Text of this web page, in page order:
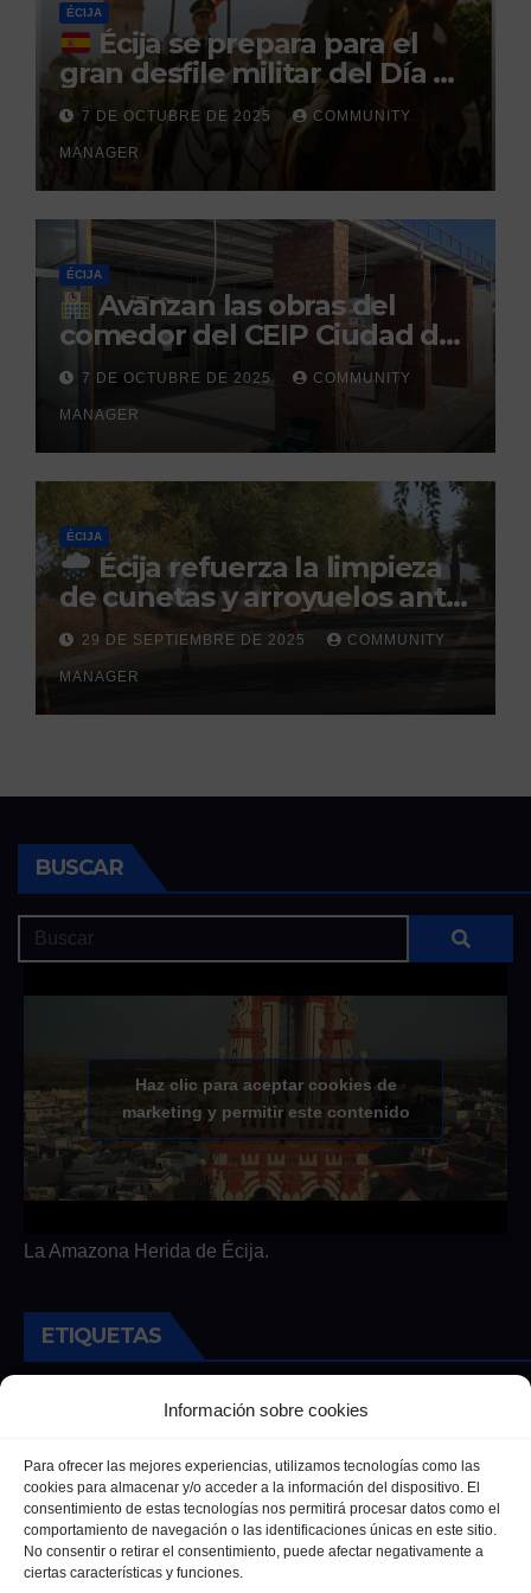
Información sobre cookies
Para ofrecer las mejores experiencias, utilizamos tecnologías como las
cookies para almacenar y/o acceder a la información del dispositivo. El
consentimiento de estas tecnologías nos permitirá procesar datos como el
comportamiento de navegación o las identificaciones únicas en este sitio.
No consentir o retirar el consentimiento, puede afectar negativamente a
ciertas características y funciones.
ÉCIJA
Écija se prepara para el
gran desfile militar del Día de
la Hispanidad organizado por
el Centro Militar de Cría
Caballar
7 DE OCTUBRE DE 2025 COMMUNITY
MANAGER
ÉCIJA
Avanzan las obras del
comedor del CEIP Ciudad del
Sol: su finalización está
prevista para finales de 2025
7 DE OCTUBRE DE 2025 COMMUNITY
MANAGER
ÉCIJA
Écija refuerza la limpieza
de cunetas y arroyuelos ante
la llegada de las lluvias
otoñales
29 DE SEPTIEMBRE DE 2025 COMMUNITY
MANAGER
BUSCAR
Haz clic para aceptar cookies de
marketing y permitir este contenido
La Amazona Herida de Écija.
ETIQUETAS
Andalucía Cultura Deportes